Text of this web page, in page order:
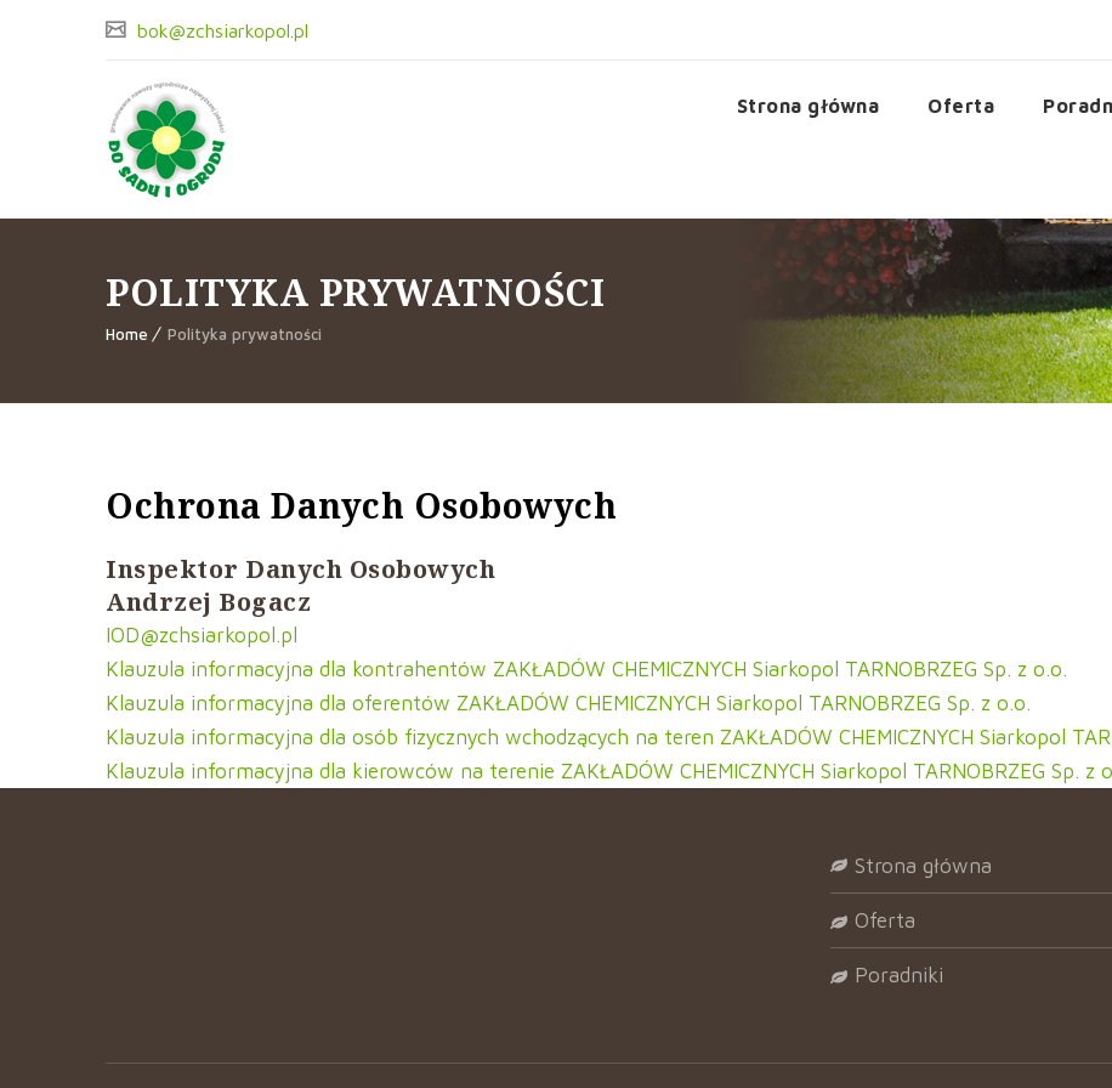
bok@zchsiarkopol.pl
Strona główna Oferta
POLITYKA PRYWATNOŚCI
Home Polityka prywatności
Ochrona Danych Osobowych
Inspektor Danych Osobowych
Andrzej Bogacz
IOD@zchsiarkopol.pl
Klauzula informacyjna dla kontrahentów ZAKŁADÓW CHEMICZNYCH Siarkopol TARNOBRZEG Sp. z o.o.
Klauzula informacyjna dla oferentów ZAKŁADÓW CHEMICZNYCH Siarkopol TARNOBRZEG Sp. z o.o.
Klauzula informacyjna dla osób fizycznych wchodzących na teren ZAKŁADÓW CHEMICZNYCH Siarkopol
Klauzula informacyjna dla kierowców na terenie ZAKŁADÓW CHEMICZNYCH Siarkopol TARNOBRZEG Sp. z
strona główna
oferta
poradniki